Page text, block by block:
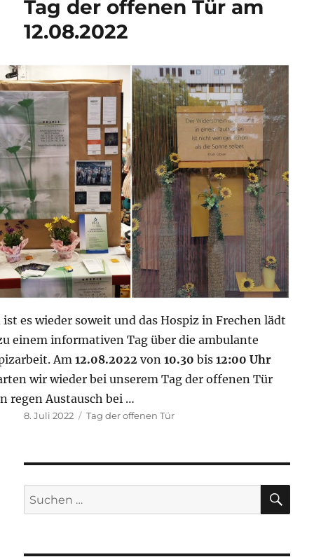
Tag der offenen Tür am
12.08.2022
ist es wieder soweit und das Hospiz in Frechen lädt
einem informativen Tag über die ambulante
Am 12.08.2022von 10.30 bis 12:00 Uhr
wir wieder bei unserem Tag der offenen Tür
regen Austausch bei …
Veröffentlicht
8. Juli 2022 Schlagwörter
Tag der offenen Tür
Suchen
nach: